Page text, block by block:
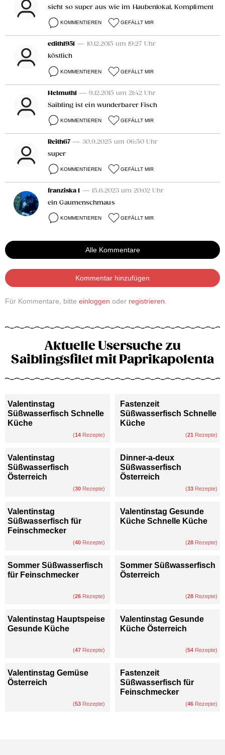
sieht so super aus wie im Haubenlokal, Kompliment
KOMMENTIEREN GEFÄLLT MIR
edith1951 — 10.12.2015 um 19:27 Uhr
köstlich
KOMMENTIEREN GEFÄLLT MIR
Helmuth1 — 9.12.2015 um 21:42 Uhr
Saibling ist ein wunderbarer Fisch
KOMMENTIEREN GEFÄLLT MIR
Reith67 — 30.9.2025 um 06:50 Uhr
super
KOMMENTIEREN GEFÄLLT MIR
franziska 1 — 15.6.2023 um 20:02 Uhr
ein Gaumenschmaus
KOMMENTIEREN GEFÄLLT MIR
Alle Kommentare
Kommentar hinzufügen
Für Kommentare, bitte einloggen oder registrieren
Aktuelle Usersuche zu
Saiblingsfilet mit Paprikapolenta
Valentinstag
Süßwasserfisch Schnelle
Küche
(14 Rezepte)
Fastenzeit
Süßwasserfisch Schnelle
Küche
(21 Rezepte)
Valentinstag
Süßwasserfisch
Österreich
(30 Rezepte)
Dinner-a-deux
Süßwasserfisch
Österreich
(33 Rezepte)
Valentinstag
Süßwasserfisch für
Feinschmecker
(40 Rezepte)
Valentinstag Gesunde
Küche Schnelle Küche
(28 Rezepte)
Sommer Süßwasserfisch
für Feinschmecker
(26 Rezepte)
Sommer Süßwasserfisch
Österreich
(28 Rezepte)
Valentinstag Hauptspeise
Gesunde Küche
(47 Rezepte)
Valentinstag Gesunde
Küche Österreich
(54 Rezepte)
Valentinstag Gemüse
Österreich
(53 Rezepte)
Fastenzeit
Süßwasserfisch für
Feinschmecker
(46 Rezepte)